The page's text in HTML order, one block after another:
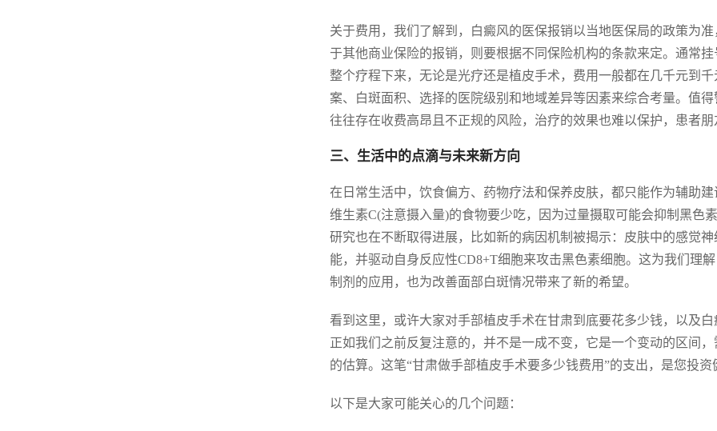
关于费用，我们了解到，白癜风的医保报销以当地医保局的政策为
于其他商业保险的报销，则要根据不同保险机构的条款来定。通常
整个疗程下来，无论是光疗还是植皮手术，费用一般都在几千元到
案、白斑面积、选择的医院级别和地域差异等因素来综合考量。值
往往存在收费高昂且不正规的风险，治疗的效果也难以保护，患者
三、生活中的点滴与未来新方向
在日常生活中，饮食偏方、药物疗法和保养皮肤，都只能作为辅助
维生素C(注意摄入量)的食物要少吃，因为过量摄取可能会抑制黑色
研究也在不断取得进展，比如新的病因机制被揭示：皮肤中的感觉
能，并驱动自身反应性CD8+T细胞来攻击黑色素细胞。这为我们理
制剂的应用，也为改善面部白斑情况带来了新的希望。
看到这里，或许大家对手部植皮手术在甘肃到底要花多少钱，以及
正如我们之前反复注意的，并不是一成不变，它是一个变动的区间
的估算。这笔“甘肃做手部植皮手术要多少钱费用”的支出，是您投
以下是大家可能关心的几个问题：